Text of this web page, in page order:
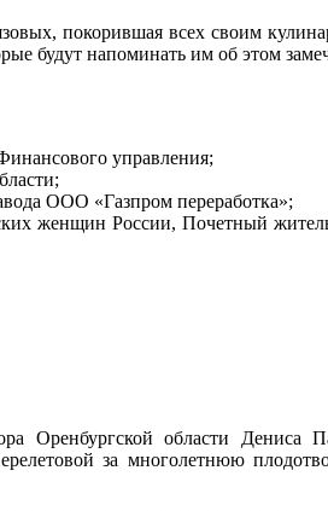
покорившая всех своим
будут напоминать им об этом
управления;
ООО «Газпром переработка»;
женщин России, Почетный
Оренбургской области Дениса
за многолетнюю